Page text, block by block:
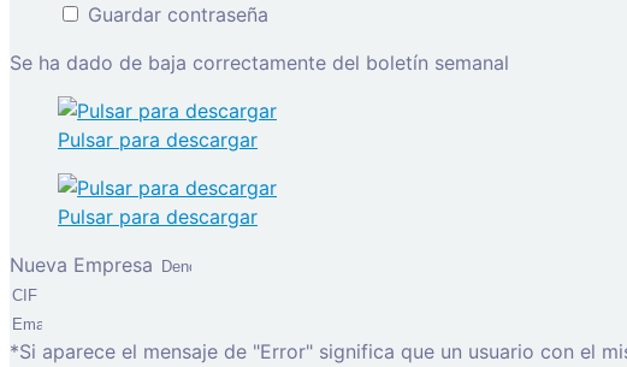
Guardar contraseña
Se ha dado de baja correctamente del boletín semanal
Pulsar para descargar
Pulsar para descargar
Nueva Empresa
*Si aparece el mensaje de "Error" significa que un usuario con el